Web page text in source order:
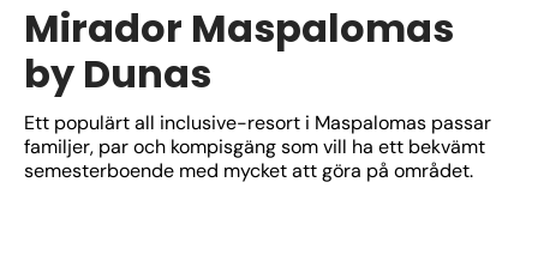
Mirador Maspalomas
by Dunas
Ett populärt all inclusive-resort i Maspalomas passar
familjer, par och kompisgäng som vill ha ett bekvämt
semesterboende med mycket att göra på området.